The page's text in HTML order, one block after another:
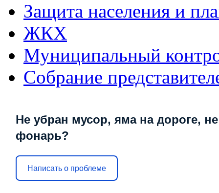
Защита населения и
ЖКХ
Муниципальный
Собрание
Не убран мусор, яма на дороге,
фонарь?
Написать о проблеме